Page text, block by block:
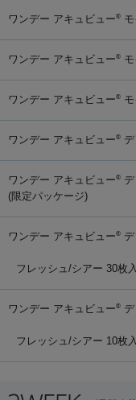
ワンデー アキュビュー®
ワンデー アキュビュー®
ワンデー アキュビュー®
ワンデー アキュビュー®
ワンデー アキュビュー®
(限定パッケージ)
ワンデー アキュビュー®
フレッシュ/シアー 30枚
ワンデー アキュビュー®
フレッシュ/シアー 10枚